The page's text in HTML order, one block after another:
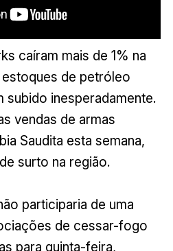
caíram mais de 1% na
de petróleo
subido inesperadamente.
vendas de armas
Saudita esta semana,
surto na região.
participaria de uma
de cessar-fogo
para quinta-feira,